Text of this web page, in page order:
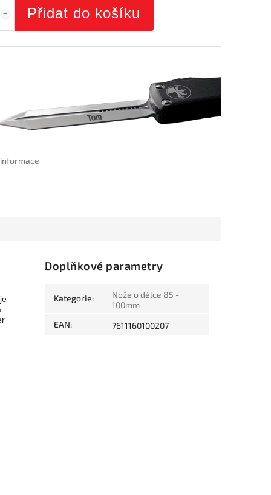
Přidat do košíku
Doplňkové parametry
Kategorie:
Nože o délce 85 -
100mm
EAN: 7611160100207